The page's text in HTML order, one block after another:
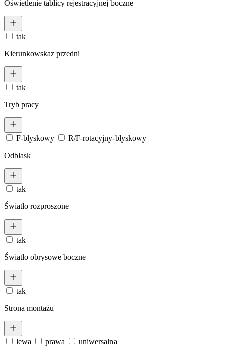
Oświetlenie tablicy rejestracyjnej boczne
tak
Kierunkowskaz przedni
tak
Tryb pracy
F-błyskowy
R/F-rotacyjny-błyskowy
Odblask
tak
Światło rozproszone
tak
Światło obrysowe boczne
tak
Strona montażu
lewa prawa
uniwersalna